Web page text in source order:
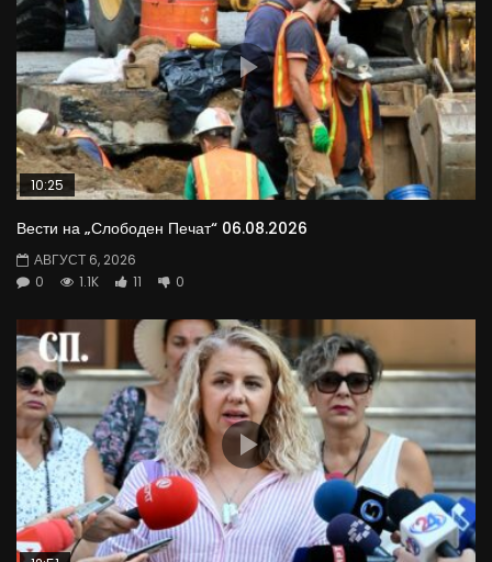
10:25
Вести на „Слободен Печат“ 06.08.2026
АВГУСТ 6, 2026
0
1.1K 11 0